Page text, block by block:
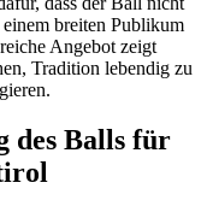
breiten Publikum
Angebot zeigt
Tradition lebendig zu
des Balls für